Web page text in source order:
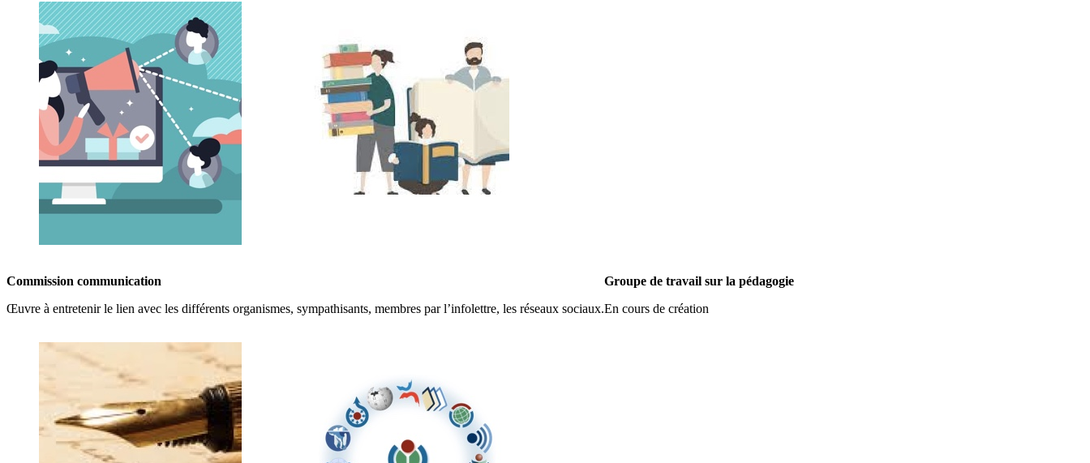
Commission communication
Œuvre à entretenir le lien avec les différents organismes, sympathisants, membres par l’infolettre, les réseaux sociaux.
Groupe de travail sur la pédagogie
En cours de création